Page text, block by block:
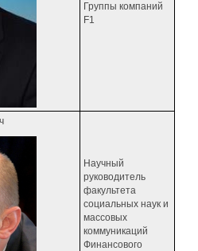
Группы компаний
F1
Научный
руководитель
факультета
социальных наук и
массовых
коммуникаций
Финансового